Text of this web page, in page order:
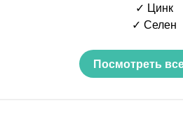
✓ Цинк
✓ Селен
Посмотреть